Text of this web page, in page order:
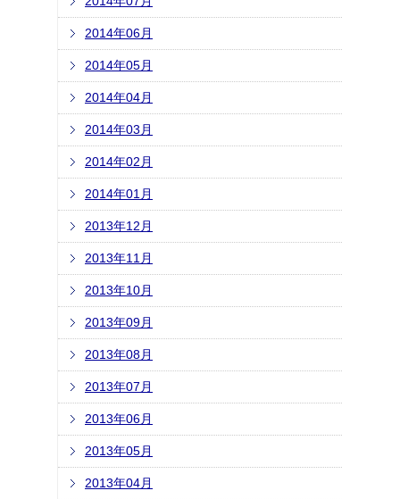
2014年06月
2014年05月
2014年04月
2014年03月
2014年02月
2014年01月
2013年12月
2013年11月
2013年10月
2013年09月
2013年08月
2013年07月
2013年06月
2013年05月
2013年04月